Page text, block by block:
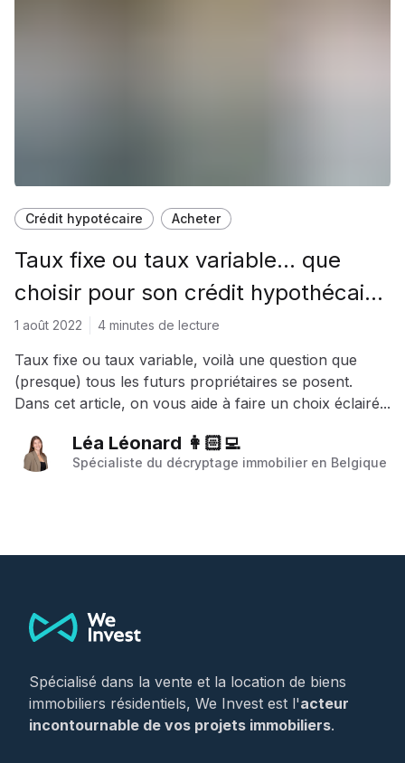
Crédit hypotécaire Acheter
Taux fixe ou taux variable... que
choisir pour son crédit hypothécaire
?
1 août 2022 4 minutes de lecture
Taux fixe ou taux variable, voilà une question que
(presque) tous les futurs propriétaires se posent.
Dans cet article, on vous aide à faire un choix éclairé...
Léa Léonard 👩🏻‍💻
Spécialiste du décryptage immobilier en Belgique
Spécialisé dans la vente et la location de biens
immobiliers résidentiels, We Invest est l'acteur
incontournable de vos projets immobiliers.